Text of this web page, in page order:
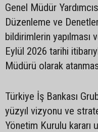
Genel Müdür
Düzenleme ve
bildirimlerin yapılması
Eylül 2026 tarihi
Müdürü olarak
Türkiye İş Bankası
yüzyıl vizyonu ve
Yönetim Kurulu kararı